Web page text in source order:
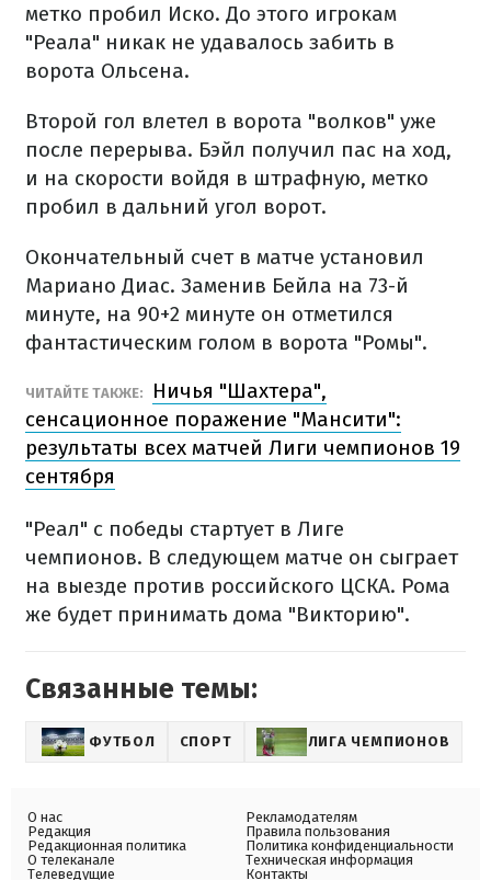
метко пробил Иско. До этого игрокам
"Реала" никак не удавалось забить в
ворота Ольсена.
Второй гол влетел в ворота "волков" уже
после перерыва. Бэйл получил пас на ход,
и на скорости войдя в штрафную, метко
пробил в дальний угол ворот.
Окончательный счет в матче установил
Мариано Диас. Заменив Бейла на 73-й
минуте, на 90+2 минуте он отметился
фантастическим голом в ворота "Ромы".
ЧИТАЙТЕ ТАКЖЕ:
Ничья "Шахтера",
сенсационное поражение "Мансити":
результаты всех матчей Лиги чемпионов 19
сентября
"Реал" с победы стартует в Лиге
чемпионов. В следующем матче он сыграет
на выезде против российского ЦСКА. Рома
же будет принимать дома "Викторию".
Связанные темы:
ФУТБОЛ СПОРТ ЛИГА ЧЕМПИОНОВ
О нас
Редакция
Редакционная политика
О телеканале
Телеведущие
Рекламодателям
Правила пользования
Политика конфиденциальности
Техническая информация
Контакты